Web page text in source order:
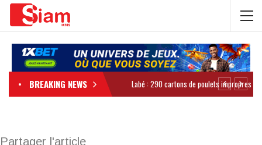
BREAKING NEWS
Partager l'article